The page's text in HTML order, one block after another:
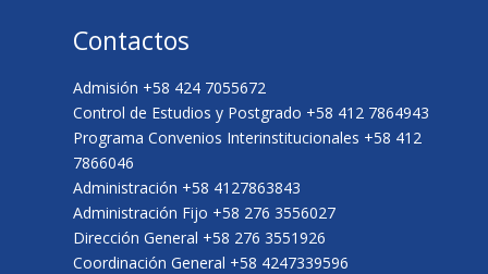
Contactos
Admisión +58 424 7055672
Control de Estudios y Postgrado +58 412 7864943
Programa Convenios Interinstitucionales +58 412
7866046
Administración +58 4127863843
Administración Fijo +58 276 3556027
Dirección General +58 276 3551926
Coordinación General +58 4247339596